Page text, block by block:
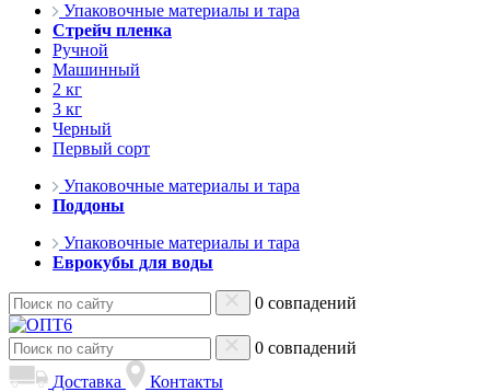
Упаковочные материалы и тара
Стрейч пленка
Ручной
Машинный
2 кг
3 кг
Черный
Первый сорт
Упаковочные материалы и тара
Поддоны
Упаковочные материалы и тара
Еврокубы для воды
0 совпадений
0 совпадений
Доставка
Контакты